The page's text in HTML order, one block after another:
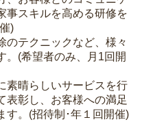
事スキルを高める研修を
)
のテクニックなど、様々
。(希望者のみ、月1回開
素晴らしいサービスを行
表彰し、お客様への満足
す。(招待制･年１回開催)